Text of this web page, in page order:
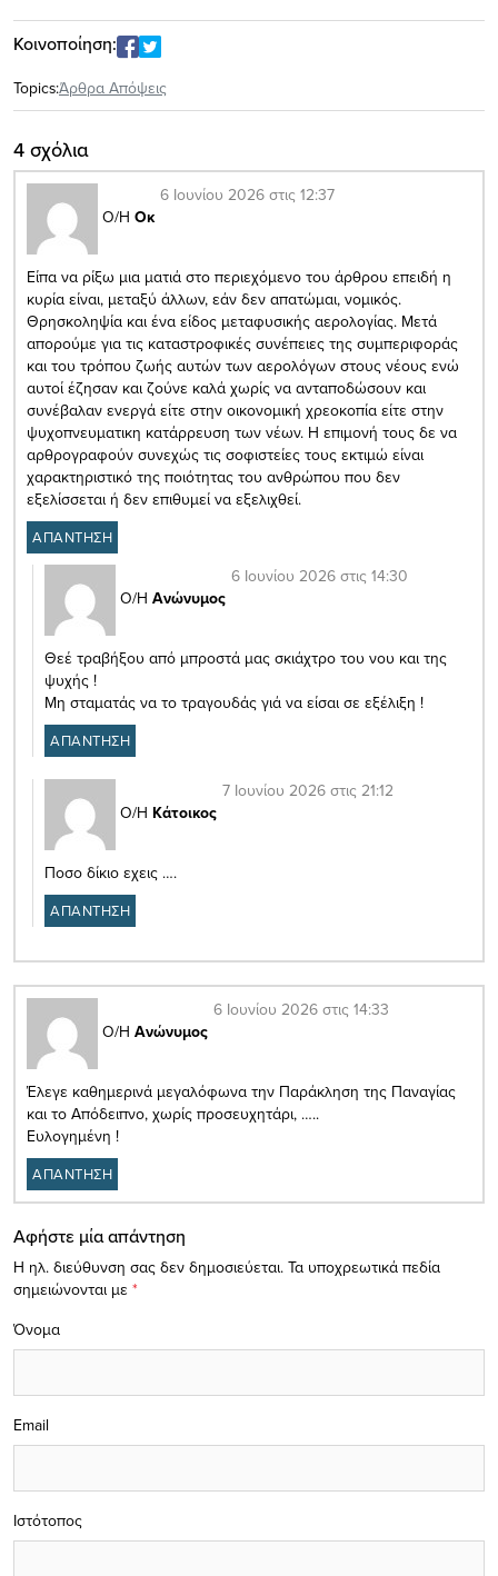
Κοινοποίηση:
Topics:Άρθρα Απόψεις
4 σχόλια
Ο/Η Οκ
6 Ιουνίου 2026 στις 12:37
Είπα να ρίξω μια ματιά στο περιεχόμενο του άρθρου επειδή η
κυρία είναι, μεταξύ άλλων, εάν δεν απατώμαι, νομικός.
Θρησκοληψία και ένα είδος μεταφυσικής αερολογίας. Μετά
απορούμε για τις καταστροφικές συνέπειες της συμπεριφοράς
και του τρόπου ζωής αυτών των αερολόγων στους νέους ενώ
αυτοί έζησαν και ζούνε καλά χωρίς να ανταποδώσουν και
συνέβαλαν ενεργά είτε στην οικονομική χρεοκοπία είτε στην
ψυχοπνευματικη κατάρρευση των νέων. Η επιμονή τους δε να
αρθρογραφούν συνεχώς τις σοφιστείες τους εκτιμώ είναι
χαρακτηριστικό της ποιότητας του ανθρώπου που δεν
εξελίσσεται ή δεν επιθυμεί να εξελιχθεί.
ΑΠΑΝΤΗΣΗ
Ο/Η Ανώνυμος
6 Ιουνίου 2026 στις 14:30
Θεέ τραβήξου από μπροστά μας σκιάχτρο του νου και της
ψυχής !
Μη σταματάς να το τραγουδάς γιά να είσαι σε εξέλιξη !
ΑΠΑΝΤΗΣΗ
Ο/Η Κάτοικος
7 Ιουνίου 2026 στις 21:12
Ποσο δίκιο εχεις ….
ΑΠΑΝΤΗΣΗ
Ο/Η Ανώνυμος
6 Ιουνίου 2026 στις 14:33
Έλεγε καθημερινά μεγαλόφωνα την Παράκληση της Παναγίας
και το Απόδειπνο, χωρίς προσευχητάρι, …..
Ευλογημένη !
ΑΠΑΝΤΗΣΗ
Αφήστε μία απάντηση
Η ηλ. διεύθυνση σας δεν δημοσιεύεται. Τα υποχρεωτικά πεδία
σημειώνονται με *
Όνομα
Email
Ιστότοπος